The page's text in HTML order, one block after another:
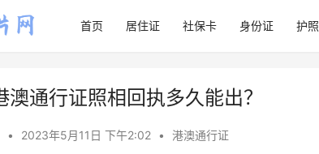
首页 居住证 社保卡 身份证 护照
澳通行证照相回执多久能出？
• 2023年5月11日 下午2:02 • 港澳通行证